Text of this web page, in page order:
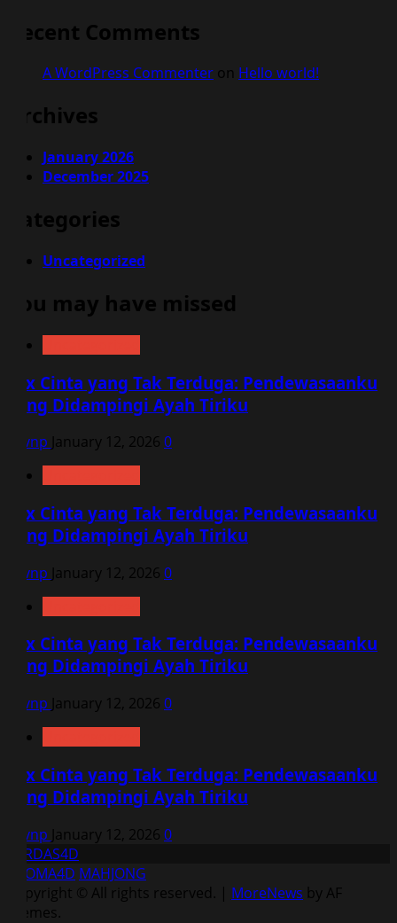
Recent Comments
A WordPress Commenter on Hello world!
Archives
January 2026
December 2025
Categories
Uncategorized
You may have missed
Sex Cinta yang Tak Terduga: Pendewasaanku
yang Didampingi Ayah Tiriku
vqvnp January 12, 2026 0
Sex Cinta yang Tak Terduga: Pendewasaanku
yang Didampingi Ayah Tiriku
vqvnp January 12, 2026 0
Sex Cinta yang Tak Terduga: Pendewasaanku
yang Didampingi Ayah Tiriku
vqvnp January 12, 2026 0
Sex Cinta yang Tak Terduga: Pendewasaanku
yang Didampingi Ayah Tiriku
vqvnp January 12, 2026 0
CERDAS4D
AROMA4D MAHJONG
Copyright © All rights reserved. | MoreNews by AF
themes.